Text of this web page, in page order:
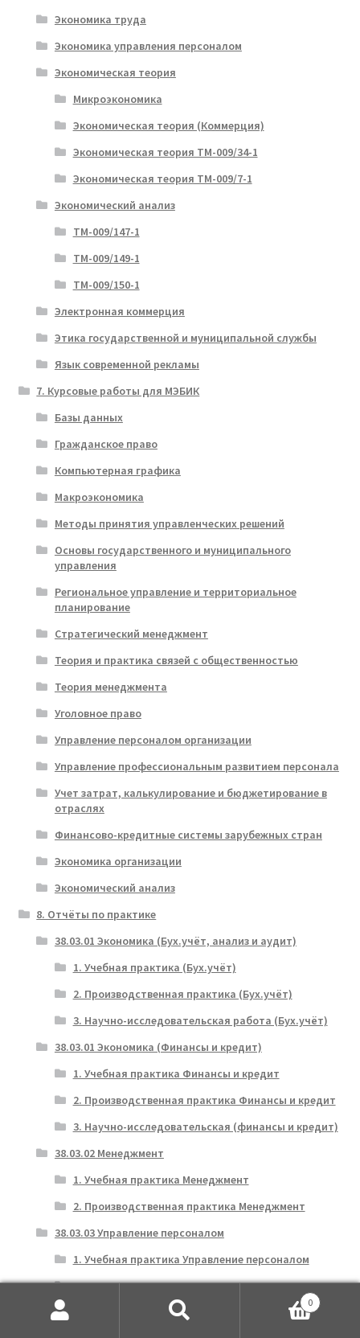
Экономика труда
Экономика управления персоналом
Экономическая теория
Микроэкономика
Экономическая теория (Коммерция)
Экономическая теория ТМ-009/34-1
Экономическая теория ТМ-009/7-1
Экономический анализ
ТМ-009/147-1
ТМ-009/149-1
ТМ-009/150-1
Электронная коммерция
Этика государственной и муниципальной службы
Язык современной рекламы
7. Курсовые работы для МЭБИК
Базы данных
Гражданское право
Компьютерная графика
Макроэкономика
Методы принятия управленческих решений
Основы государственного и муниципального
управления
Региональное управление и территориальное
планирование
Стратегический менеджмент
Теория и практика связей с общественностью
Теория менеджмента
Уголовное право
Управление персоналом организации
Управление профессиональным развитием персонала
Учет затрат, калькулирование и бюджетирование в
отраслях
Финансово-кредитные системы зарубежных стран
Экономика организации
Экономический анализ
8. Отчёты по практике
38.03.01 Экономика (Бух.учёт, анализ и аудит)
1. Учебная практика (Бух.учёт)
2. Производственная практика (Бух.учёт)
3. Научно-исследовательская работа (Бух.учёт)
38.03.01 Экономика (Финансы и кредит)
1. Учебная практика Финансы и кредит
2. Производственная практика Финансы и кредит
3. Научно-исследовательская (финансы и кредит)
38.03.02 Менеджмент
1. Учебная практика Менеджмент
2. Производственная практика Менеджмент
38.03.03 Управление персоналом
1. Учебная практика Управление персоналом
2. Производственная практика Управление
0